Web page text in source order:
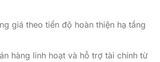
giá theo tiến độ hoàn thiện hạ tầng
hàng linh hoạt và hỗ trợ tài chính từ